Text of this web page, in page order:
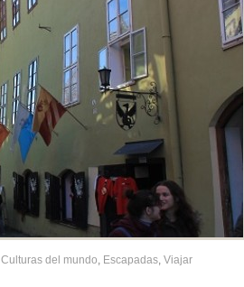
Culturas del mundo, Escapadas, Viajar